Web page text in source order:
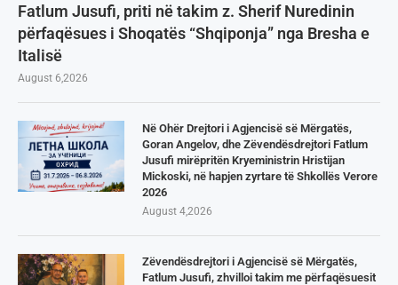
Fatlum Jusufi, priti në takim z. Sherif Nuredinin
përfaqësues i Shoqatës “Shqiponja” nga Bresha e
Italisë
August 6,2026
Në Ohër Drejtori i Agjencisë së Mërgatës,
Goran Angelov, dhe Zëvendësdrejtori Fatlum
Jusufi mirëpritën Kryeministrin Hristijan
Mickoski, në hapjen zyrtare të Shkollës Verore
2026
August 4,2026
Zëvendësdrejtori i Agjencisë së Mërgatës,
Fatlum Jusufi, zhvilloi takim me përfaqësuesit